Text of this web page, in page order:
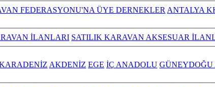
FEDERASYONU'NA ÜYE DERNEKLER ANTALYA
İLANLARI SATILIK KARAVAN AKSESUAR
AKDENİZ EGE İÇ ANADOLU